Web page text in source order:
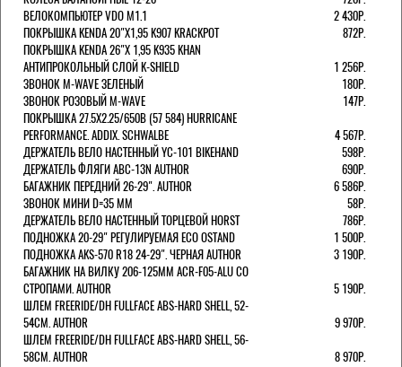
ВЕЛОКОМПЬЮТЕР VDO M1.1
2 430Р.
ПОКРЫШКА KENDA 20"Х1,95 K907 KRACKPOT
872Р.
ПОКРЫШКА KENDA 26"Х 1,95 K935 KHAN
АНТИПРОКОЛЬНЫЙ СЛОЙ K-SHIELD
1 256Р.
ЗВОНОК M-WAVE ЗЕЛЕНЫЙ
180Р.
ЗВОНОК РОЗОВЫЙ M-WAVE
147Р.
ПОКРЫШКА 27.5X2.25/650B (57 584) HURRICANE
PERFORMANCE. ADDIX. SCHWALBE
4 567Р.
ДЕРЖАТЕЛЬ ВЕЛО НАСТЕННЫЙ YC-101 BIKEHAND
598Р.
ДЕРЖАТЕЛЬ ФЛЯГИ ABC-13N AUTHOR
690Р.
БАГАЖНИК ПЕРЕДНИЙ 26-29". AUTHOR
6 586Р.
ЗВОНОК МИНИ D=35 ММ
58Р.
ДЕРЖАТЕЛЬ ВЕЛО НАСТЕННЫЙ ТОРЦЕВОЙ HORST
786Р.
ПОДНОЖКА 20-29" РЕГУЛИРУЕМАЯ ECO OSTAND
1 500Р.
ПОДНОЖКА AKS-570 R18 24-29". ЧЕРНАЯ AUTHOR
3 190Р.
БАГАЖНИК НА ВИЛКУ 206-125ММ ACR-F05-ALU СО
СТРОПАМИ. AUTHOR
5 190Р.
ШЛЕМ FREERIDE/DH FULLFACE ABS-HARD SHELL, 52-
54СМ. AUTHOR
9 970Р.
ШЛЕМ FREERIDE/DH FULLFACE ABS-HARD SHELL, 56-
58СМ. AUTHOR
8 970Р.